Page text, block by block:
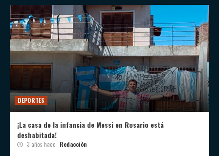
DEPORTES
¡La casa de la infancia de Messi en Rosario está
deshabitada!
3 años hace Redacción